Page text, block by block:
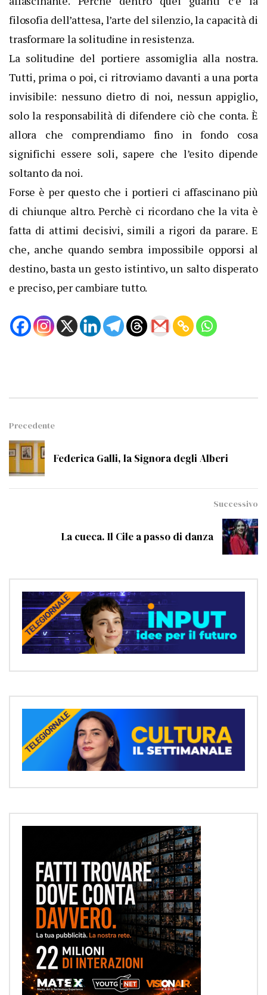
filosofia dell’attesa, l’arte del silenzio, la capacità di
trasformare la solitudine in resistenza.
La solitudine del portiere assomiglia alla nostra.
Tutti, prima o poi, ci ritroviamo davanti a una porta
invisibile: nessuno dietro di noi, nessun appiglio,
solo la responsabilità di difendere ciò che conta. È
allora che comprendiamo fino in fondo cosa
significhi essere soli, sapere che l’esito dipende
soltanto da noi.
Forse è per questo che i portieri ci affascinano più
di chiunque altro. Perchè ci ricordano che la vita è
fatta di attimi decisivi, simili a rigori da parare. E
che, anche quando sembra impossibile opporsi al
destino, basta un gesto istintivo, un salto disperato
e preciso, per cambiare tutto.
Precedente
Federica Galli, la Signora degli Alberi
Successivo
La cueca. Il Cile a passo di danza